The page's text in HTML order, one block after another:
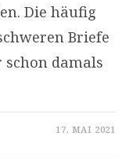
Die häufig
Briefe
damals
17. MAI 2021